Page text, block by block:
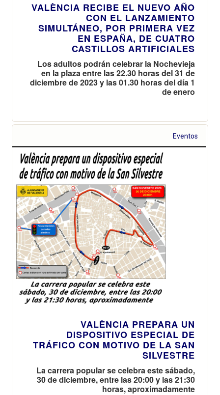
VALÈNCIA RECIBE EL NUEVO AÑO
CON EL LANZAMIENTO
SIMULTÁNEO, POR PRIMERA VEZ
EN ESPAÑA, DE CUATRO
CASTILLOS ARTIFICIALES
Los adultos podrán celebrar la Nochevieja
en la plaza entre las 22.30 horas del 31 de
diciembre de 2023 y las 01.30 horas del día 1
de enero
Eventos
VALÈNCIA PREPARA UN
DISPOSITIVO ESPECIAL DE
TRÁFICO CON MOTIVO DE LA SAN
SILVESTRE
La carrera popular se celebra este sábado,
30 de diciembre, entre las 20:00 y las 21:30
horas, aproximadamente